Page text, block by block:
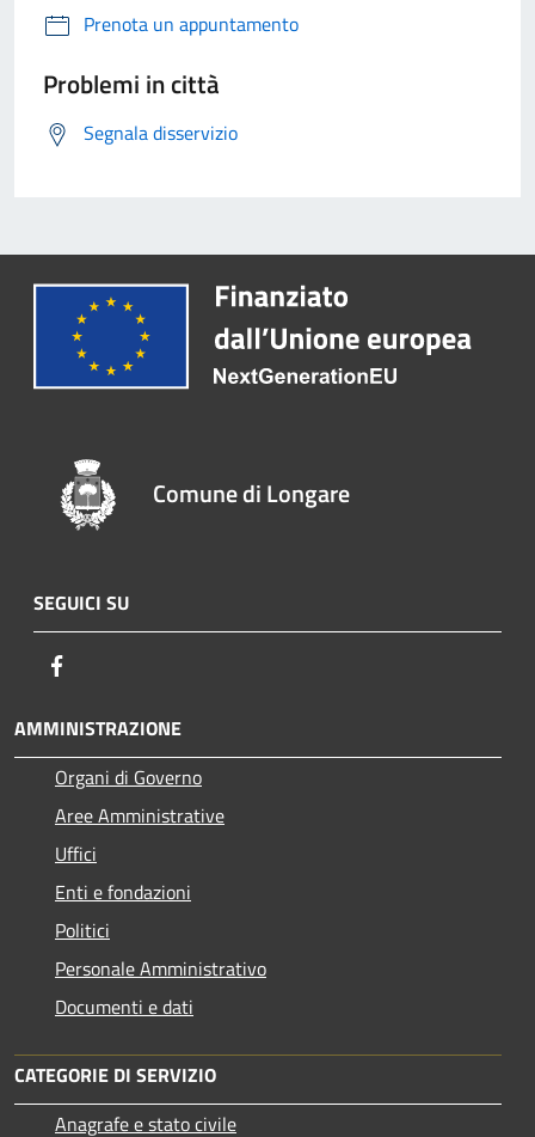
Prenota un appuntamento
Problemi in città
Segnala disservizio
Comune di Longare
SEGUICI SU
AMMINISTRAZIONE
Organi di Governo
Aree Amministrative
Uffici
Enti e fondazioni
Politici
Personale Amministrativo
Documenti e dati
CATEGORIE DI SERVIZIO
Anagrafe e stato civile